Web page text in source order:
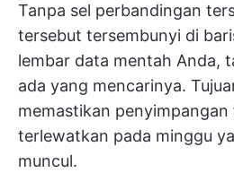
Tanpa sel perbandingan
tersebut tersembunyi di
lembar data mentah Anda,
ada yang mencarinya.
memastikan
terlewatkan pada minggu
muncul.